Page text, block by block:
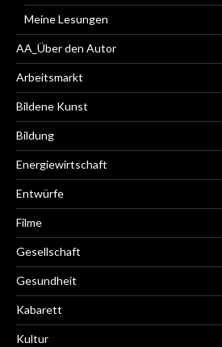
Meine Lesungen
AA_Über den Autor
Arbeitsmarkt
Bildene Kunst
Bildung
Energiewirtschaft
Entwürfe
Filme
Gesellschaft
Gesundheit
Kabarett
Kultur